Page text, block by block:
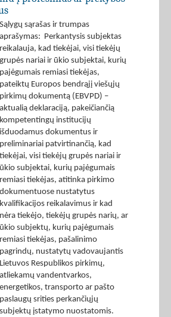
Sąlygų sąrašas ir trumpas
aprašymas: Perkantysis subjektas
reikalauja, kad tiekėjai, visi tiekėjų
grupės nariai ir ūkio subjektai, kurių
pajėgumais remiasi tiekėjas,
pateiktų Europos bendrąjį viešųjų
pirkimų dokumentą (EBVPD) –
aktualią deklaraciją, pakeičiančią
kompetentingų institucijų
išduodamus dokumentus ir
preliminariai patvirtinančią, kad
tiekėjai, visi tiekėjų grupės nariai ir
ūkio subjektai, kurių pajėgumais
remiasi tiekėjas, atitinka pirkimo
dokumentuose nustatytus
kvalifikacijos reikalavimus ir kad
nėra tiekėjo, tiekėjų grupės narių, ar
ūkio subjektų, kurių pajėgumais
remiasi tiekėjas, pašalinimo
pagrindų, nustatytų vadovaujantis
Lietuvos Respublikos pirkimų,
atliekamų vandentvarkos,
energetikos, transporto ar pašto
paslaugų srities perkančiųjų
subjektų įstatymo nuostatomis.